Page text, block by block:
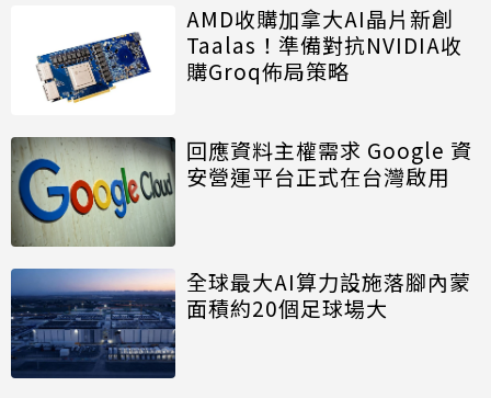
AMD收購加拿大AI晶片新創
Taalas！準備對抗NVIDIA收
購Groq佈局策略
回應資料主權需求 Google 資
安營運平台正式在台灣啟用
全球最大AI算力設施落腳內蒙
面積約20個足球場大